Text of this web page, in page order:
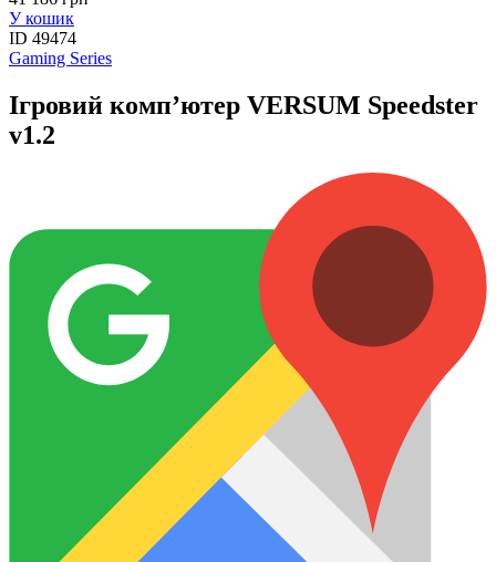
У кошик
ID 49474
Gaming Series
Ігровий комп’ютер VERSUM Speedster
v1.2